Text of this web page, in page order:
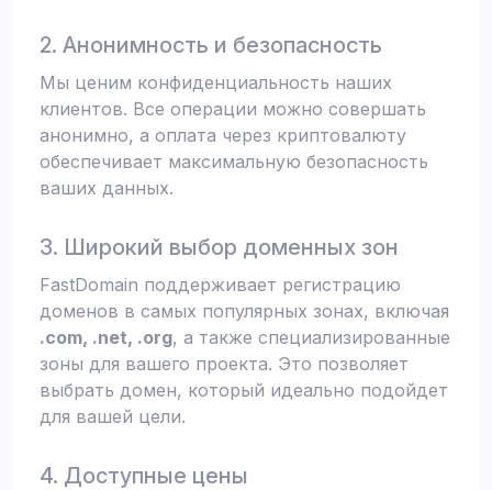
2. Анонимность и безопасность
Мы ценим конфиденциальность наших
клиентов. Все операции можно совершать
анонимно, а оплата через криптовалюту
обеспечивает максимальную безопасность
ваших данных.
3. Широкий выбор доменных зон
FastDomain поддерживает регистрацию
доменов в самых популярных зонах, включая
.com, .net, .org, а также специализированные
зоны для вашего проекта. Это позволяет
выбрать домен, который идеально подойдет
для вашей цели.
4. Доступные цены